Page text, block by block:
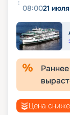
08:0021
Цена